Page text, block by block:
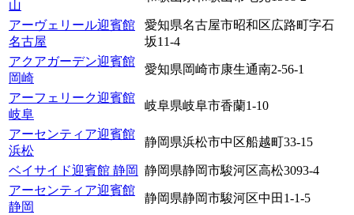
山
アーヴェリール迎賓館
名古屋
愛知県名古屋市昭和区広路町字石
坂11-4
アクアガーデン迎賓館
岡崎
愛知県岡崎市康生通南2-56-1
アーフェリーク迎賓館
岐阜
岐阜県岐阜市香蘭1-10
アーセンティア迎賓館
浜松
静岡県浜松市中区船越町33-15
ベイサイド迎賓館 静岡 静岡県静岡市駿河区高松3093-4
アーセンティア迎賓館
静岡
静岡県静岡市駿河区中田1-1-5